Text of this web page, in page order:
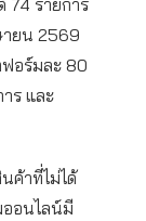
74 รายการ
ายน 2569
อร์มละ 80
ร และ
ค้าที่ไม่ได้
อนไลน์มี